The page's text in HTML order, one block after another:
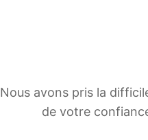
Nous avons pris la
de votre